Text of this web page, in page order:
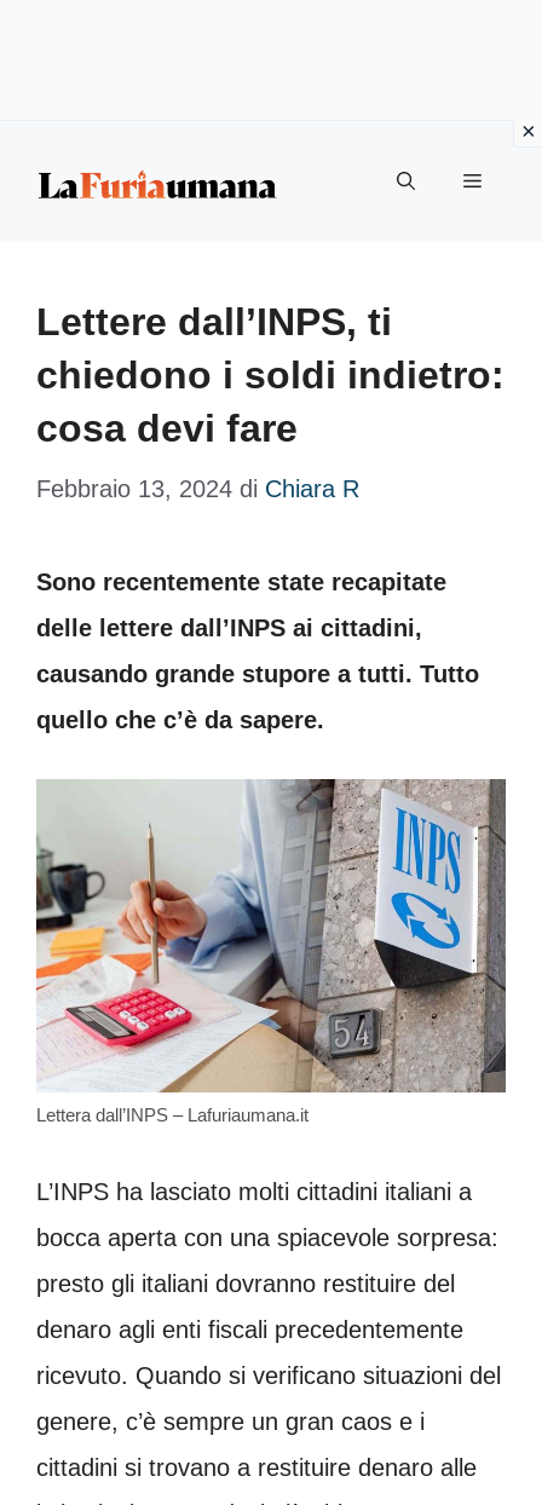
Menu
Lettere dall’INPS, ti
chiedono i soldi indietro:
cosa devi fare
Febbraio 13, 2024 di Chiara R
Sono recentemente state recapitate
delle lettere dall’INPS ai cittadini,
causando grande stupore a tutti. Tutto
quello che c’è da sapere.
Lettera dall’INPS – Lafuriaumana.it
L’INPS ha lasciato molti cittadini italiani a
bocca aperta con una spiacevole sorpresa:
presto gli italiani dovranno restituire del
denaro agli enti fiscali precedentemente
ricevuto. Quando si verificano situazioni del
genere, c’è sempre un gran caos e i
cittadini si trovano a restituire denaro alle